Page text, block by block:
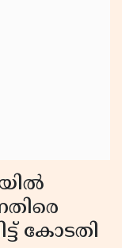
കോടതി